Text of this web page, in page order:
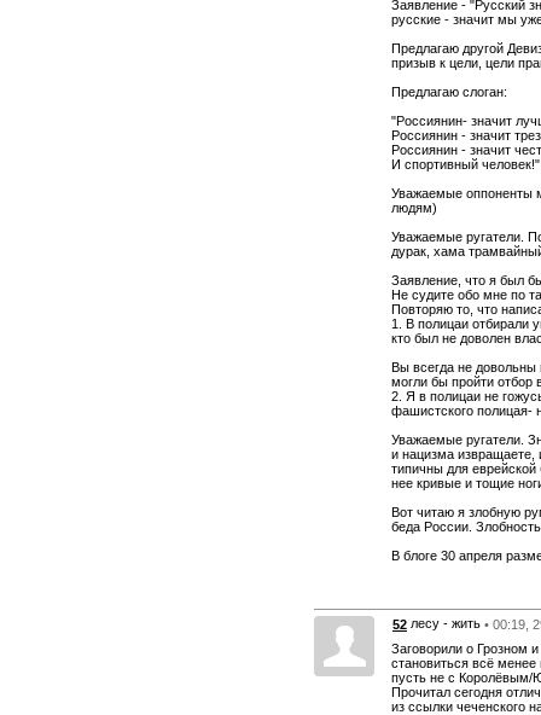
Заявление - "Русский
русские - значит мы
Предлагаю другой
призыв к цели, цели
Предлагаю слоган:
"Россиянин- значит
Россиянин - значит
Россиянин - значит
И спортивный человек!"
Уважаемые оппоненты
людям)
Уважаемые ругатели.
дурак, хама
Заявление, что я был
Не судите обо мне по
Повторяю то, что
1. В полицаи отбирали
кто был не доволен
Вы всегда не
могли бы пройти отбор
2. Я в полицаи не
фашистского полицая-
Уважаемые ругатели.
и нацизма извращаете,
типичны для
нее кривые и тощие
Вот читаю я злобную
беда России.
В блоге 30 апреля
52 лесу - жить • 00:19,
Заговорили о Грозном
становиться всё
пусть не с Королёвым/
Прочитал сегодня
из ссылки чеченского